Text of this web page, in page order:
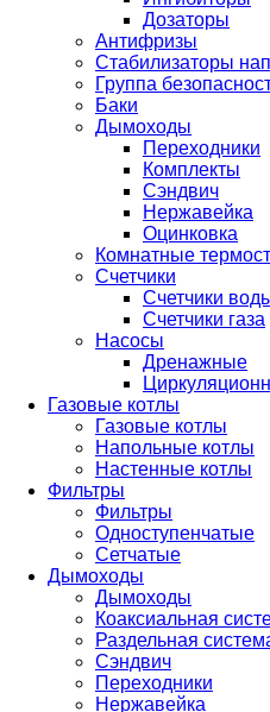
Дозаторы
Антифризы
Стабилизаторы
Группа
Баки
Дымоходы
Переходники
Комплекты
Сэндвич
Нержавейка
Оцинковка
Комнатные
Счетчики
Счетчики
Счетчики газа
Насосы
Дренажные
Газовые котлы
Газовые котлы
Напольные котлы
Настенные котлы
Фильтры
Фильтры
Одноступенчатые
Сетчатые
Дымоходы
Дымоходы
Коаксиальная
Раздельная
Сэндвич
Переходники
Нержавейка